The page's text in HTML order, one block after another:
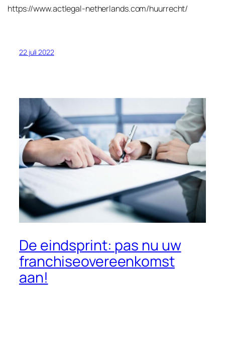
https://www.actlegal-netherlands.com/huurrecht/
22 juli 2022
De eindsprint: pas nu uw
franchiseovereenkomst
aan!